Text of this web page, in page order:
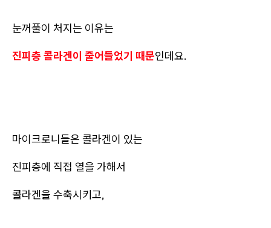
눈꺼풀이 처지는 이유는
진피층 콜라겐이 줄어들었기 때문인데요.
마이크로니들은 콜라겐이 있는
진피층에 직접 열을 가해서
콜라겐을 수축시키고,